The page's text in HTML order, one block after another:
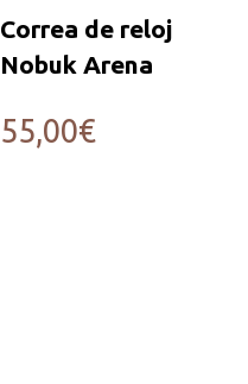
Correa de reloj
Nobuk Arena
55,00€